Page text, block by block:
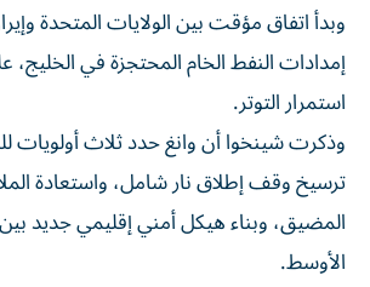
وبدأ اتفاق مؤقت بين الولايات المتحدة
إمدادات النفط ⁠الخام المحتجزة في
استمرار التوتر.
وذكرت شينخوا أن وانغ حدد ​ثلاث ‌أولويات
ترسيخ وقف إطلاق ‌نار شامل، واستعادة
المضيق، وبناء هيكل أمني إقليمي جديد
الأوسط.